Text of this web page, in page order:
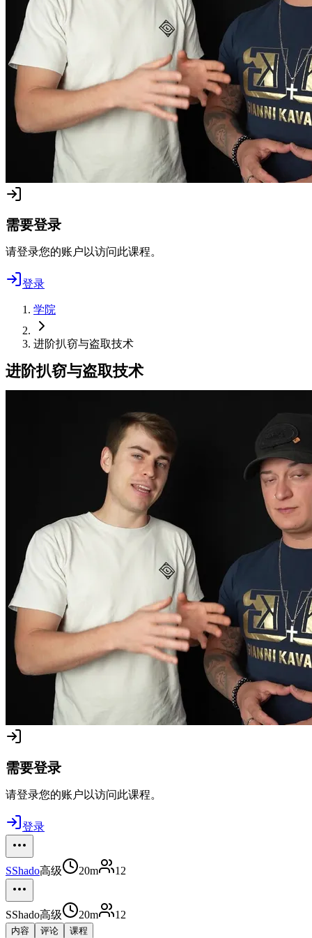
需要登录
请登录您的账户以访问此课程。
登录
学院
进阶扒窃与盗取技术
进阶扒窃与盗取技术
需要登录
请登录您的账户以访问此课程。
登录
SShado高级 20m 12
SShado高级 20m 12
内容 评论 课程